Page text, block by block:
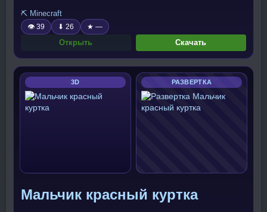
⛏️ Minecraft
👁 39 ⬇ 26 ★ —
Открыть Скачать
3D РАЗВЕРТКА
Мальчик красный куртка